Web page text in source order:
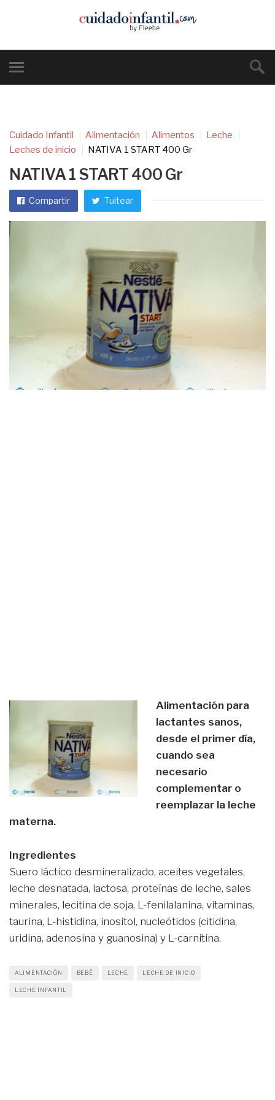
Cuidado Infantil Alimentación Alimentos
Leche
Leches de inicio
NATIVA 1 START 400 Gr
NATIVA 1 START 400 Gr
Compartir Tuitear
Alimentación para
lactantes sanos,
desde el primer día,
cuando sea
necesario
complementar o
reemplazar la leche
materna.
Ingredientes
Suero láctico desmineralizado, aceites vegetales,
leche desnatada, lactosa, proteínas de leche, sales
minerales, lecitina de soja, L-fenilalanina, vitaminas,
taurina, L-histidina, inositol, nucleótidos (citidina,
uridina, adenosina y guanosina) y L-carnitina.
ALIMENTACIÓN BEBÉ LECHE LECHE DE INICIO
LECHE INFANTIL